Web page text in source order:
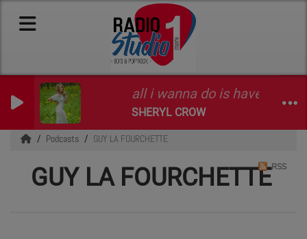
all i wanna do is have some
SHERYL CROW
Podcasts GUY LA FOURCHETTE
GUY LA FOURCHETTERSS